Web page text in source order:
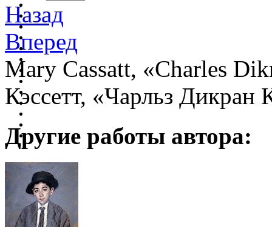
Назад
Вперед
Mary Cassatt, «Charles
Кэссетт, «Чарльз Дикран
Другие работы автора: